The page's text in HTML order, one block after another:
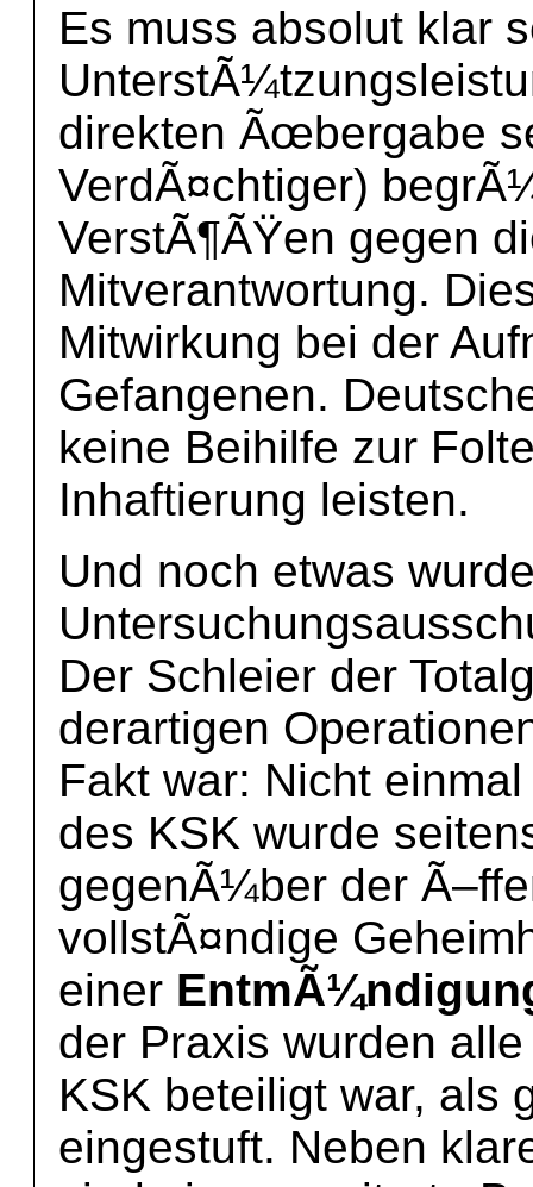
Es muss absolut klar
direkten Ãœbergabe
VerdÃ¤chtiger)
VerstÃ¶ÃŸen gegen
Mitverantwortung.
Mitwirkung bei der
Gefangenen.
keine Beihilfe zur
Inhaftierung leisten.
Und noch etwas
Der Schleier der
derartigen
Fakt war: Nicht
des KSK wurde
gegenÃ¼ber der
vollstÃ¤ndige
einer
der Praxis wurden
KSK beteiligt war, als
eingestuft. Neben